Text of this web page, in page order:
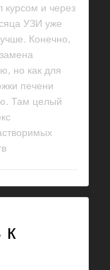
курсом и через
УЗИ уже
Конечно,
но как для
печени
Там целый